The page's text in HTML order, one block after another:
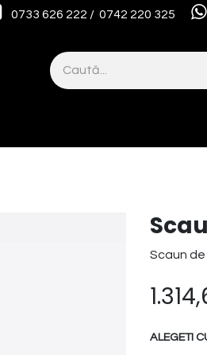
0733 626 222 / 0742 220 325
Scaun
ALEGETI